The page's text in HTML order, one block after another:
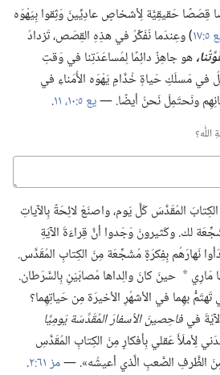
قِصَصًا حَقيقِيَّة لِأشخاصٍ عادِيِّينَ وَثِقوا بِيَهْوَه
‏)‏ وعِندَما نُفَكِّرُ في هذِهِ القِصَص،‏ تَ‍زدادُ
هو جاهِزٌ دائِمًا لِمُساعَدَتِنا في وَقتِ
في مَسلَكِ حَياةِ خُدَّامِ يَهْوَه الأُمَناءِ في
ونَحتَمِلَ نَحنُ أيضًا.‏ —‏يع ٥:‏١٠،‏ ١١ ‏.‏
اللّٰه؟‏
الكِتابَ المُقَدَّسَ كُلَّ يَوم،‏ واصنَعْ لائِحَةً بِالآياتِ
لك.‏ وكَثيرونَ وَجَدوا أنَّ قِراءَةَ الآيَةِ
نَهارَهُم بِفِكرَةٍ مُشَجِّعَة مِنَ الكِتابِ المُقَدَّس.‏
مَارِي a حينَ كانَ والِداها مُصابَيْنِ بِالسَّرَطان.‏
بهِما في الأشهُرِ الأخيرَة مِن حَياتِهِما؟‏
فيفاحِصينَ الأسفارَ المُقَدَّسَة يَومِيًّا
لِأملَأَ عَقلي بِأفكارٍ مِنَ الكِتابِ المُقَدَّسِ
الظَّرفِ الصَّعبِ الَّذي أعيشُه».‏ —‏مز ٦١:‏٢ ‏.‏